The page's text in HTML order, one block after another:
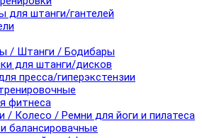
для штанги/гантелей
/ Штанги / Бодибары
для штанги/дисков
пресса/гиперэкстензии
фитнеса
/ Колесо / Ремни для йоги и пилатеса
балансировачные